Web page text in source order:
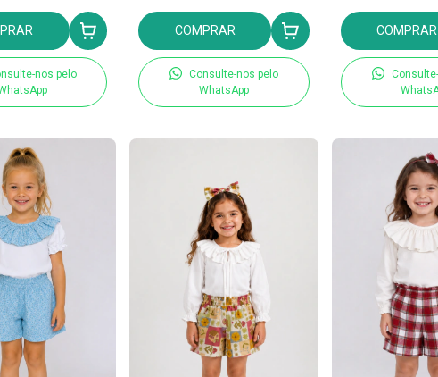
nos pelo
COMPRAR
Consulte-nos pelo
WhatsApp
COMPRAR